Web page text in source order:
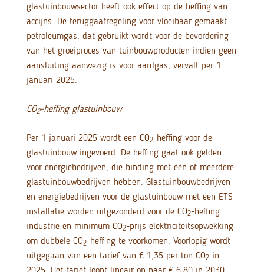
glastuinbouwsector heeft ook effect op de heffing van
accijns. De teruggaafregeling voor vloeibaar gemaakt
petroleumgas, dat gebruikt wordt voor de bevordering
van het groeiproces van tuinbouwproducten indien geen
aansluiting aanwezig is voor aardgas, vervalt per 1
januari 2025.
CO2-heffing glastuinbouw
Per 1 januari 2025 wordt een CO2-heffing voor de
glastuinbouw ingevoerd. De heffing gaat ook gelden
voor energiebedrijven, die binding met één of meerdere
glastuinbouwbedrijven hebben. Glastuinbouwbedrijven
en energiebedrijven voor de glastuinbouw met een ETS-
installatie worden uitgezonderd voor de CO2-heffing
industrie en minimum CO2-prijs elektriciteitsopwekking
om dubbele CO2-heffing te voorkomen. Voorlopig wordt
uitgegaan van een tarief van € 1,35 per ton CO2in